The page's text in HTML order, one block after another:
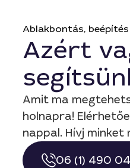
Ablakbontás,
Azért
Amit ma
holnapra!
nappal. Hívj minket
06 (1) 490